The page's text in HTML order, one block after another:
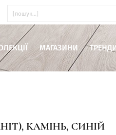
МАГАЗИНИ ТРЕНДИ
КАМІНЬ, СИНІЙ